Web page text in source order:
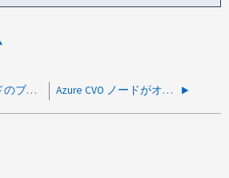
Azure CVOノードのブートループ、NVMeコントローラーが致命的な状態になりリセットされます Azure CVO ノードがオフラインになり、NIC の取り外し時にシリアル コンソールに「Entering FM state:5」というエラーが表示される